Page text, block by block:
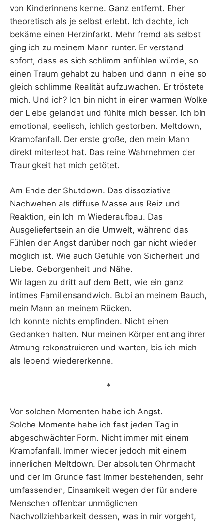
von Kinderinnens kenne. Ganz entfernt. Eher
theoretisch als je selbst erlebt. Ich dachte, ich
bekäme einen Herzinfarkt. Mehr fremd als selbst
ging ich zu meinem Mann runter. Er verstand
sofort, dass es sich schlimm anfühlen würde, so
einen Traum gehabt zu haben und dann in eine so
gleich schlimme Realität aufzuwachen. Er tröstete
mich. Und ich? Ich bin nicht in einer warmen Wolke
der Liebe gelandet und fühlte mich besser. Ich bin
emotional, seelisch, ichlich gestorben. Meltdown,
Krampfanfall. Der erste große, den mein Mann
direkt miterlebt hat. Das reine Wahrnehmen der
Traurigkeit hat mich getötet.
Am Ende der Shutdown. Das dissoziative
Nachwehen als diffuse Masse aus Reiz und
Reaktion, ein Ich im Wiederaufbau. Das
Ausgeliefertsein an die Umwelt, während das
Fühlen der Angst darüber noch gar nicht wieder
möglich ist. Wie auch Gefühle von Sicherheit und
Liebe. Geborgenheit und Nähe.
Wir lagen zu dritt auf dem Bett, wie ein ganz
intimes Familiensandwich. Bubi an meinem Bauch,
mein Mann an meinem Rücken.
Ich konnte nichts empfinden. Nicht einen
Gedanken halten. Nur meinen Körper entlang ihrer
Atmung rekonstruieren und warten, bis ich mich
als lebend wiedererkenne.
*
Vor solchen Momenten habe ich Angst.
Solche Momente habe ich fast jeden Tag in
abgeschwächter Form. Nicht immer mit einem
Krampfanfall. Immer wieder jedoch mit einem
innerlichen Meltdown. Der absoluten Ohnmacht
und der im Grunde fast immer bestehenden, sehr
umfassenden, Einsamkeit wegen der für andere
Menschen offenbar unmöglichen
Nachvollziehbarkeit dessen, was in mir vorgeht,